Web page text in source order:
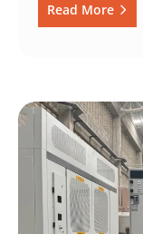
Read More